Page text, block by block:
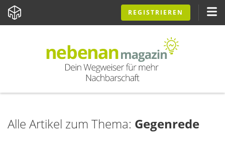
REGISTRIEREN
Alle Artikel zum Thema: Gegenrede